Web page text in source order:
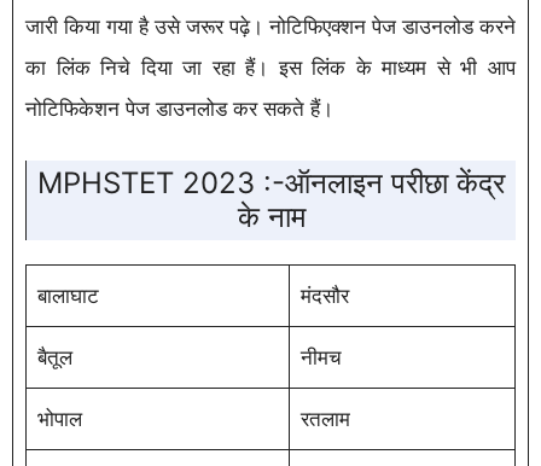
जारी किया गया है उसे जरूर पढ़े। नोटिफिएक्शन पेज डाउनलोड करने
का लिंक निचे दिया जा रहा हैं। इस लिंक के माध्यम से भी आप
नोटिफिकेशन पेज डाउनलोड कर सकते हैं।
MPHSTET 2023 :-ऑनलाइन परीछा केंद्र
के नाम
बालाघाट मंदसौर
बैतूल नीमच
भोपाल रतलाम